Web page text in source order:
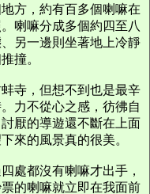
方，約有百多個喇嘛在
喇嘛分成多個約四至八
另一邊則坐著地上冷靜
撞。
寺，但想不到也是最辛
力不從心之感，彷彿自
厭的導遊還不斷在上面
來的風景真的很美。
處都沒有喇嘛才出手，
的喇嘛就立即在我面前